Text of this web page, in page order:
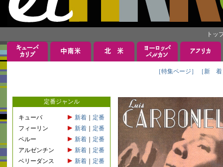
トッ
［特集ページ］ ［新 着
定番ジャンル
キューバ 新着
定番
フィーリン
新着
定番
ペルー
新着
定番
アルゼンチン
新着
定番
ベリーダンス
新着
定番